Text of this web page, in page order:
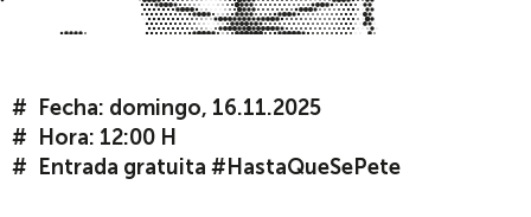
Fecha: domingo, 16.11.2025
Hora: 12:00 H
Entrada gratuita #HastaQueSePete